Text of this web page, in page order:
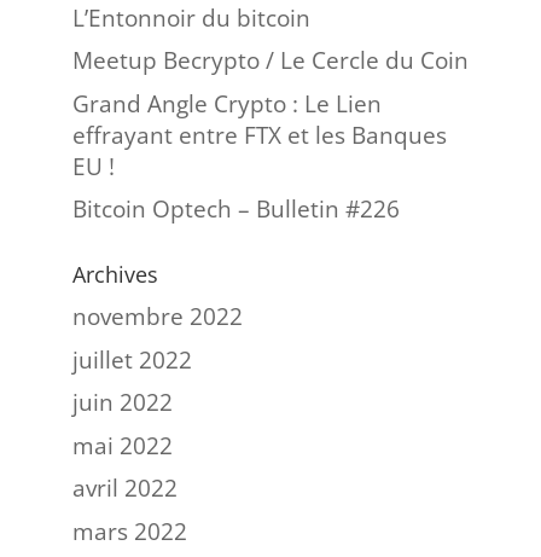
L’Entonnoir du bitcoin
Meetup Becrypto / Le Cercle du Coin
Grand Angle Crypto : Le Lien
effrayant entre FTX et les Banques
EU !
Bitcoin Optech – Bulletin #226
Archives
novembre 2022
juillet 2022
juin 2022
mai 2022
avril 2022
mars 2022